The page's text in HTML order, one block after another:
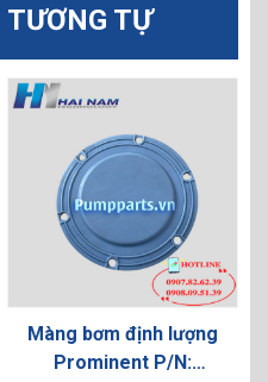
TỰ
Màng bơm định lượng
Prominent P/N: